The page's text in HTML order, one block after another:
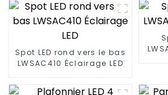
Spot LED rond vers le bas
LWSAC410 Éclairage LED